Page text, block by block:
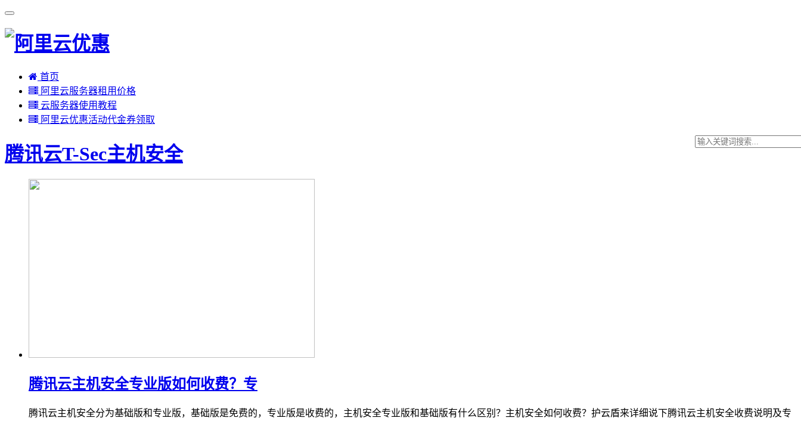
首页
阿里云服务器租用价格
云服务器使用教程
阿里云优惠活动代金券领取
腾讯云T-Sec主机安全
腾讯云主机安全专业版如何收费？专
腾讯云主机安全分为基础版和专业版，基础版是免费的，专业版是收费的，主机安全专业版和基础版有什么区别？主机安全如何收费？护云盾来详细说下腾讯云主机安全收费说明及专